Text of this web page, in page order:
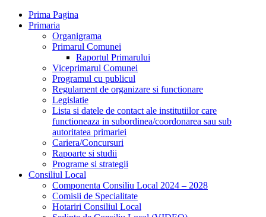
Prima Pagina
Primaria
Organigrama
Primarul Comunei
Raportul Primarului
Viceprimarul Comunei
Programul cu publicul
Regulament de organizare si functionare
Legislatie
Lista si datele de contact ale institutiilor care
functioneaza in subordinea/coordonarea sau sub
autoritatea primariei
Cariera/Concursuri
Rapoarte si studii
Programe si strategii
Consiliul Local
Componenta Consiliu Local 2024 – 2028
Comisii de Specialitate
Hotariri Consiliul Local